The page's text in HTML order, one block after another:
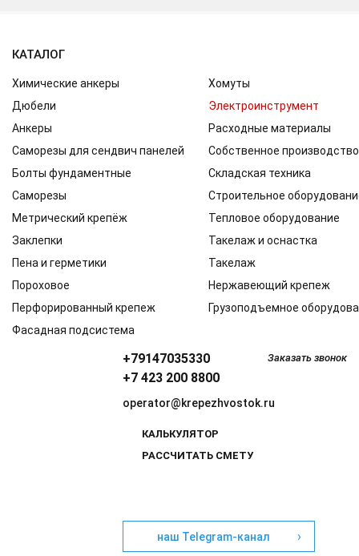
КАТАЛОГ
Химические анкеры
Дюбели
Анкеры
Саморезы для сендвич панелей
Болты фундаментные
Саморезы
Метрический крепёж
Заклепки
Пена и герметики
Пороховое
Перфорированный крепеж
Фасадная подсистема
Хомуты
Электроинструмент
Расходные материалы
Собственное производство
Складская техника
Строительное
Тепловое оборудование
Такелаж и оснастка
Такелаж
Нержавеющий крепеж
Грузоподъемное
+79147035330
+7 423 200 8800
Заказать звонок
operator@krepezhvostok.ru
КАЛЬКУЛЯТОР
РАССЧИТАТЬ СМЕТУ
наш Telegram-канал ›